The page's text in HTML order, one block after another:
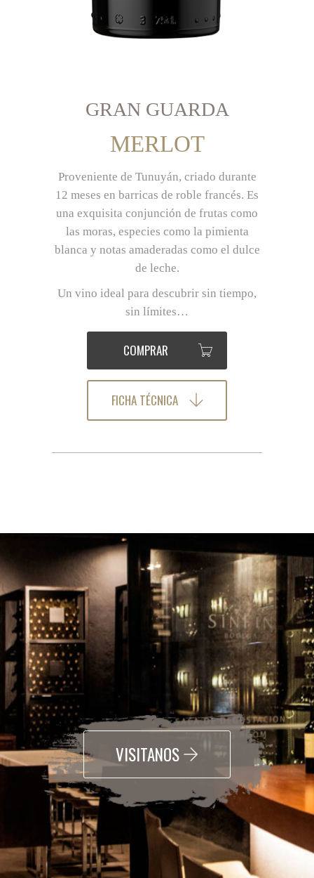
GRAN GUARDA
MERLOT
Proveniente de Tunuyán, criado durante
12 meses en barricas de roble francés. Es
una exquisita conjunción de frutas como
las moras, especies como la pimienta
blanca y notas amaderadas como el dulce
de leche.
Un vino ideal para descubrir sin tiempo,
sin límites…
COMPRAR
FICHA TÉCNICA
VISITANOS